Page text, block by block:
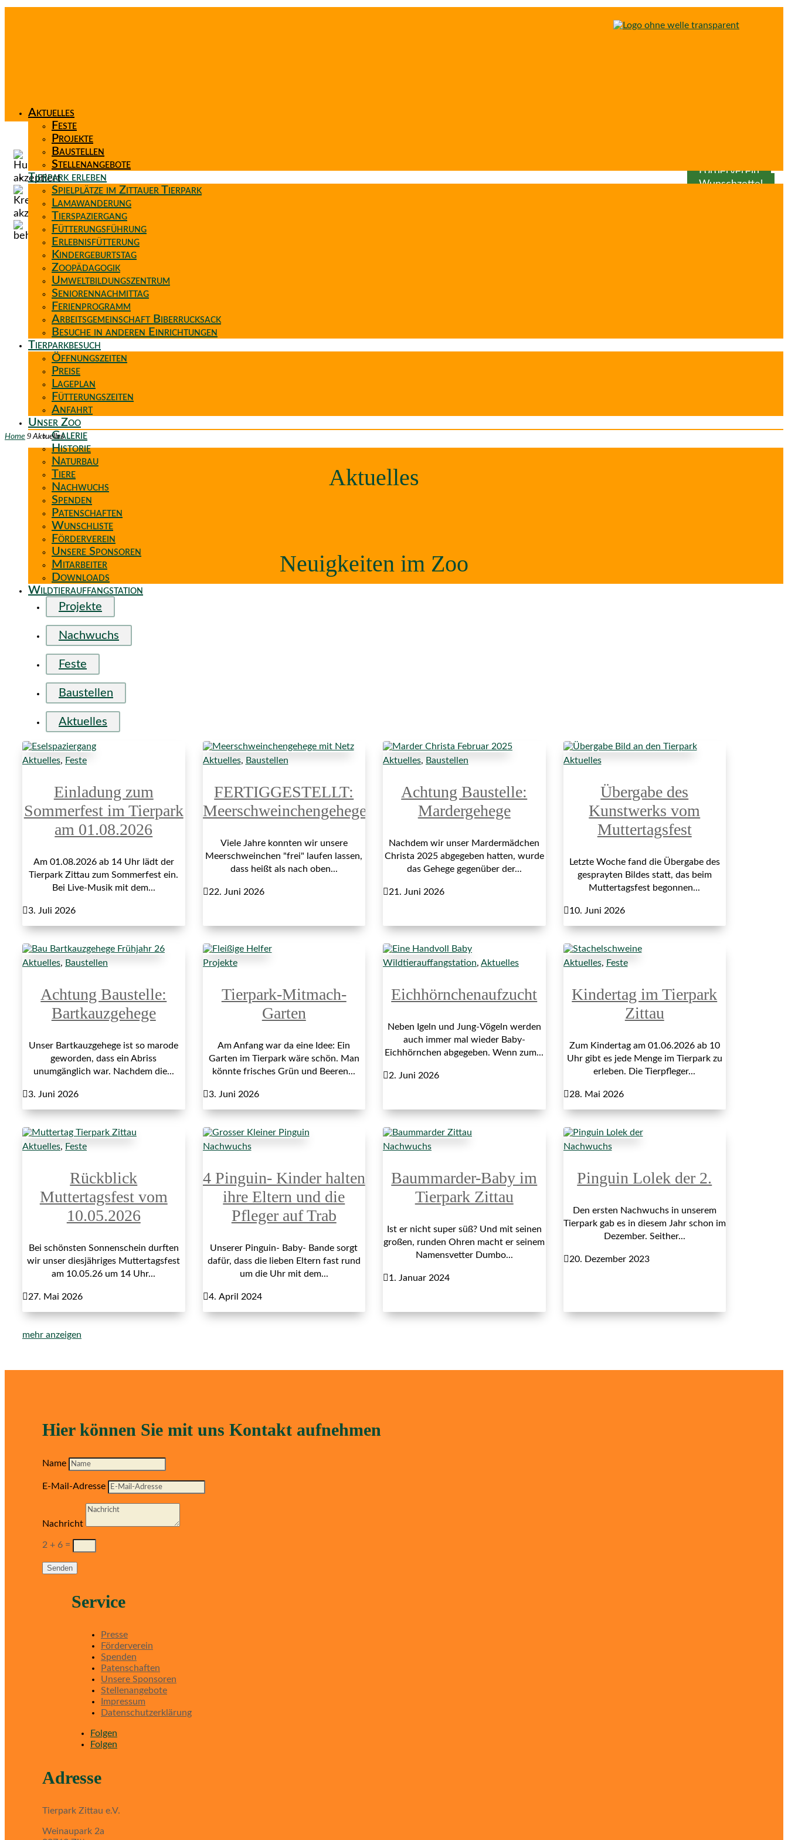
Aktuelles
Feste
Projekte
Baustellen
Stellenangebote
Tierpark erleben
Spielplätze im Zittauer Tierpark
Lamawanderung
Tierspaziergang
Fütterungsführung
Erlebnisfütterung
Kindergeburtstag
Zoopädagogik
Umweltbildungszentrum
Seniorennachmittag
Ferienprogramm
Arbeitsgemeinschaft Biberrucksack
Besuche in anderen Einrichtungen
Tierparkbesuch
Öffnungszeiten
Preise
Lageplan
Fütterungszeiten
Anfahrt
Unser Zoo
Galerie
Historie
Naturbau
Tiere
Nachwuchs
Spenden
Patenschaften
Wunschliste
Förderverein
Unsere Sponsoren
Mitarbeiter
Downloads
Wildtierauffangstation
Förderverein
Wunschzettel
Home 9 Aktuelles
Aktuelles
Neuigkeiten im Zoo
Projekte
Nachwuchs
Feste
Baustellen
Aktuelles
Aktuelles, Feste
Einladung zum
Sommerfest im Tierpark
am 01.08.2026
Am 01.08.2026 ab 14 Uhr lädt der
Tierpark Zittau zum Sommerfest ein.
Bei Live-Musik mit dem...
3. Juli 2026
Aktuelles, Baustellen
FERTIGGESTELLT:
Meerschweinchengehege
Viele Jahre konnten wir unsere
Meerschweinchen "frei" laufen lassen,
dass heißt als nach oben...
22. Juni 2026
Aktuelles, Baustellen
Achtung Baustelle:
Mardergehege
Nachdem wir unser Mardermädchen
Christa 2025 abgegeben hatten, wurde
das Gehege gegenüber der...
21. Juni 2026
Aktuelles
Übergabe des
Kunstwerks vom
Muttertagsfest
Letzte Woche fand die Übergabe des
gesprayten Bildes statt, das beim
Muttertagsfest begonnen...
10. Juni 2026
Aktuelles, Baustellen
Achtung Baustelle:
Bartkauzgehege
Unser Bartkauzgehege ist so marode
geworden, dass ein Abriss
unumgänglich war. Nachdem die...
3. Juni 2026
Projekte
Tierpark-Mitmach-
Garten
Am Anfang war da eine Idee: Ein
Garten im Tierpark wäre schön. Man
könnte frisches Grün und Beeren...
3. Juni 2026
Wildtierauffangstation, Aktuelles
Eichhörnchenaufzucht
Neben Igeln und Jung-Vögeln werden
auch immer mal wieder Baby-
Eichhörnchen abgegeben. Wenn zum...
2. Juni 2026
Aktuelles, Feste
Kindertag im Tierpark
Zittau
Zum Kindertag am 01.06.2026 ab 10
Uhr gibt es jede Menge im Tierpark zu
erleben. Die Tierpfleger...
28. Mai 2026
Aktuelles, Feste
Rückblick
Muttertagsfest vom
10.05.2026
Bei schönsten Sonnenschein durften
wir unser diesjähriges Muttertagsfest
am 10.05.26 um 14 Uhr...
27. Mai 2026
Nachwuchs
4 Pinguin- Kinder halten
ihre Eltern und die
Pfleger auf Trab
Unserer Pinguin- Baby- Bande sorgt
dafür, dass die lieben Eltern fast rund
um die Uhr mit dem...
4. April 2024
Nachwuchs
Baummarder-Baby im
Tierpark Zittau
Ist er nicht super süß? Und mit seinen
großen, runden Ohren macht er seinem
Namensvetter Dumbo...
1. Januar 2024
Nachwuchs
Pinguin Lolek der 2.
Den ersten Nachwuchs in unserem
Tierpark gab es in diesem Jahr schon im
Dezember. Seither...
20. Dezember 2023
mehr anzeigen
Hier können Sie mit uns Kontakt aufnehmen
Name
E-Mail-Adresse
Nachricht
2 + 6 =
Senden
Service
Presse
Förderverein
Spenden
Patenschaften
Unsere Sponsoren
Stellenangebote
Impressum
Datenschutzerklärung
Folgen
Folgen
Adresse
Tierpark Zittau e.V.
Weinaupark 2a